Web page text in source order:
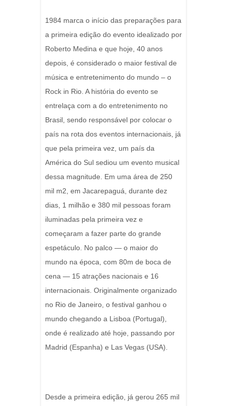
1984 marca o início das preparações para
a primeira edição do evento idealizado por
Roberto Medina e que hoje, 40 anos
depois, é considerado o maior festival de
música e entretenimento do mundo – o
Rock in Rio. A história do evento se
entrelaça com a do entretenimento no
Brasil, sendo responsável por colocar o
país na rota dos eventos internacionais, já
que pela primeira vez, um país da
América do Sul sediou um evento musical
dessa magnitude. Em uma área de 250
mil m2, em Jacarepaguá, durante dez
dias, 1 milhão e 380 mil pessoas foram
iluminadas pela primeira vez e
começaram a fazer parte do grande
espetáculo. No palco — o maior do
mundo na época, com 80m de boca de
cena — 15 atrações nacionais e 16
internacionais. Originalmente organizado
no Rio de Janeiro, o festival ganhou o
mundo chegando a Lisboa (Portugal),
onde é realizado até hoje, passando por
Madrid (Espanha) e Las Vegas (USA).
Desde a primeira edição, já gerou 265 mil